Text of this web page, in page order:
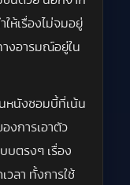
ห้เรื่องไม่จมอยู่
งอารมณ์อยู่ใน
หนังซอมบี้ที่เน้น
งการเอาตัว
บตรงๆ เรื่อง
วลา ทั้งการใช้